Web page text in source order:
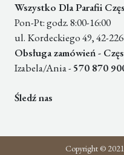
Wszystko Dla Parafii
Pon-Pt: godz. 8:00-16:00
ul. Kordeckiego 49, 42-
Obsługa zamówień -
Izabela/Ania - 570 870
Śledź nas
Copyright ©